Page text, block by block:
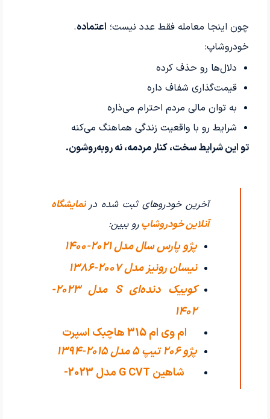
چون اینجا معامله فقط عدد نیست؛ اعتماده.
خودروشاپ:
دلال‌ها رو حذف کرده
قیمت‌گذاری شفاف داره
به توان مالی مردم احترام می‌ذاره
شرایط رو با واقعیت زندگی هماهنگ می‌کنه
تو این شرایط سخت، کنار مردمه، نه روبه‌روشون.
آخرین خودروهای ثبت شده درنمایشگاه
آنلاین خودروشاپرو ببین:
پژو پارس سال مدل 2021-1400
نیسان رونیز مدل 2007-1386
کوییک دنده‌ای S مدل 2023-
1402
ام وی ام 315 هاچبک اسپرت
اکسلنت مدل
پژو 206 تیپ ۵ مدل 2015-1394
شاهین G CVT مدل 2023-